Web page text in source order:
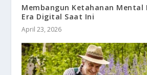
Membangun Ketahanan Mental
Era Digital Saat Ini
April 23, 2026